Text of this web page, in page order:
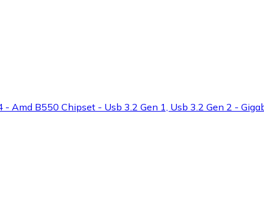
B550 Chipset - Usb 3.2 Gen 1, Usb 3.2 Gen 2 -